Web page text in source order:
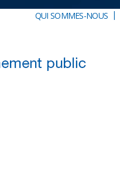
QUI SOMMES-NOUS |